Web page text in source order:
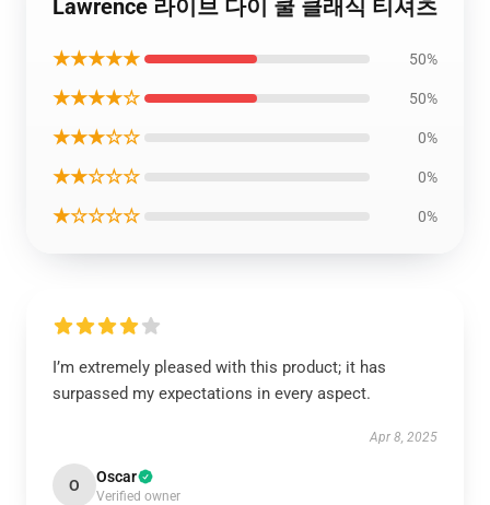
Lawrence 라이브 다이 쿨 클래식 티셔츠
★★★★★ 50%
★★★★☆ 50%
★★★☆☆ 0%
★★☆☆☆ 0%
★☆☆☆☆ 0%
I’m extremely pleased with this product; it has
surpassed my expectations in every aspect.
Apr 8, 2025
O Oscar
Verified owner